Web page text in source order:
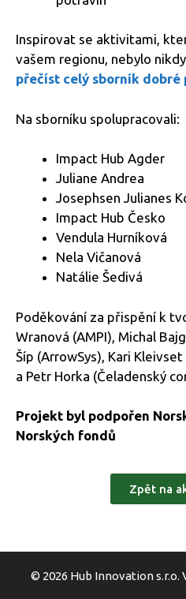
Inspirovat se aktivitami,
vašem regionu, nebylo
přečíst celý sborník dobré
Na sborníku spolupracovali:
Impact Hub Agder
Juliane Andrea
Josephsen Julianes
Impact Hub Česko
Vendula Hurníková
Nela Vičanová
Natálie Šedivá
Poděkování za přispění k
Wranová (AMPI), Michal
Šíp (ArrowSys), Kari
a Petr Horka (Čeladenský
Projekt byl podpořen
Norských fondů
Zpět na
© 2026 Hub Innovation s.r.o.